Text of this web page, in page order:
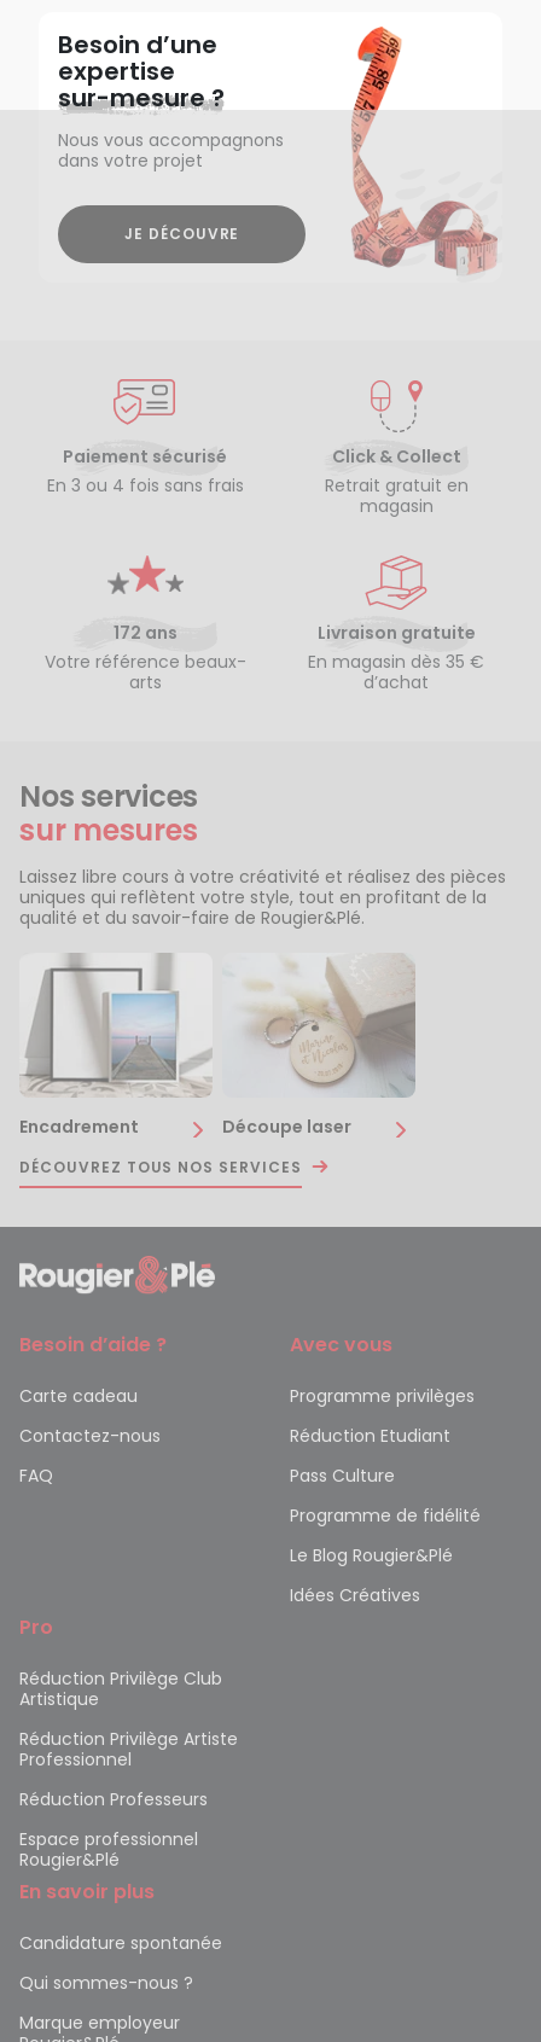
Besoin d’une
expertise
sur-mesure ?
Nous vous accompagnons
dans votre projet
JE DÉCOUVRE
Paiement sécurisé
En 3 ou 4 fois sans frais
Click & Collect
Retrait gratuit en
magasin
172 ans
Votre référence beaux-
arts
Livraison gratuite
En magasin dès 35 €
d’achat
Nos services
sur mesures
Laissez libre cours à votre créativité et réalisez des pièces
uniques qui reflètent votre style, tout en profitant de la
qualité et du savoir-faire de Rougier&Plé.
Encadrement Découpe laser
DÉCOUVREZ TOUS NOS SERVICES
Besoin d’aide ?
Carte cadeau
Contactez-nous
FAQ
Avec vous
Programme privilèges
Réduction Etudiant
Pass Culture
Programme de fidélité
Le Blog Rougier&Plé
Idées Créatives
Pro
Réduction Privilège Club
Artistique
Réduction Privilège Artiste
Professionnel
Réduction Professeurs
Espace professionnel
Rougier&Plé
En savoir plus
Candidature spontanée
Qui sommes-nous ?
Marque employeur